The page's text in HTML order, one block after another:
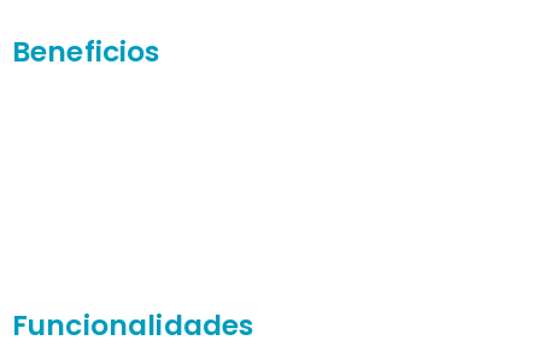
Beneficios
Funcionalidades